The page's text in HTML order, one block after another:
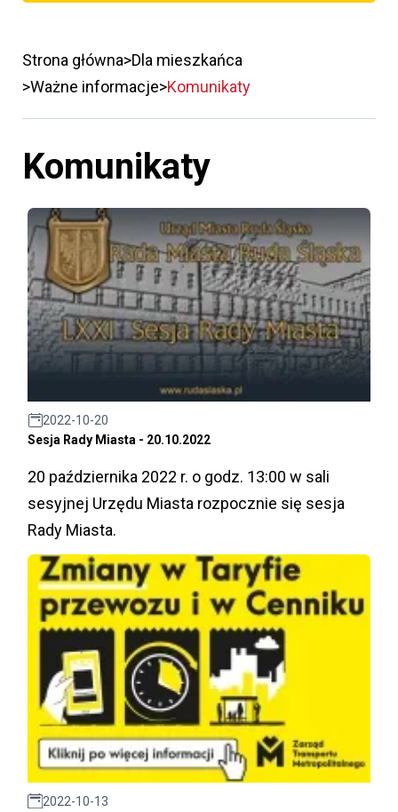
Strona główna Dla mieszkańca
Ważne informacje Komunikaty
Komunikaty
2022-10-20
Sesja Rady Miasta - 20.10.2022
20 października 2022 r. o godz. 13:00 w sali
sesyjnej Urzędu Miasta rozpocznie się sesja
Rady Miasta.
2022-10-13